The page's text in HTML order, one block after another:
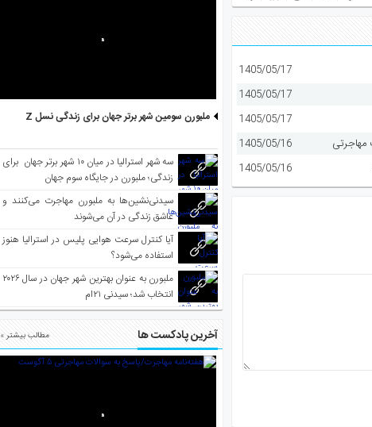
1405/05/17
1405/05/17
1405/05/17
1405/05/16
1405/05/16
ملبورن سومین شهر برتر جهان برای زندگی نسل Z
سه شهر استرالیا در میان ۱۰ شهر برتر جهان برای
زندگی؛ ملبورن در جایگاه سوم جهان
سیدنی‌نشین‌ها به ملبورن مهاجرت می‌کنند و
عاشق زندگی در آن می‌شوند
آیا کنترل سرعت هوایی پلیس در استرالیا هنوز
استفاده می‌شود؟
ملبورن به عنوان بهترین شهر جهان در سال ۲۰۲۶
انتخاب شد؛ سیدنی ۲۱‌ام
آخرین پادکست ها مطالب بیشتر »